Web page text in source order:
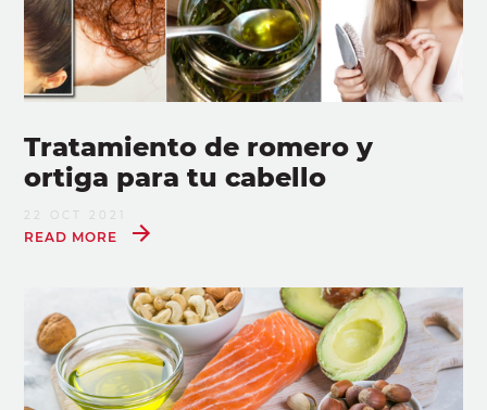
Tratamiento de romero y
ortiga para tu cabello
22 OCT 2021
READ MORE